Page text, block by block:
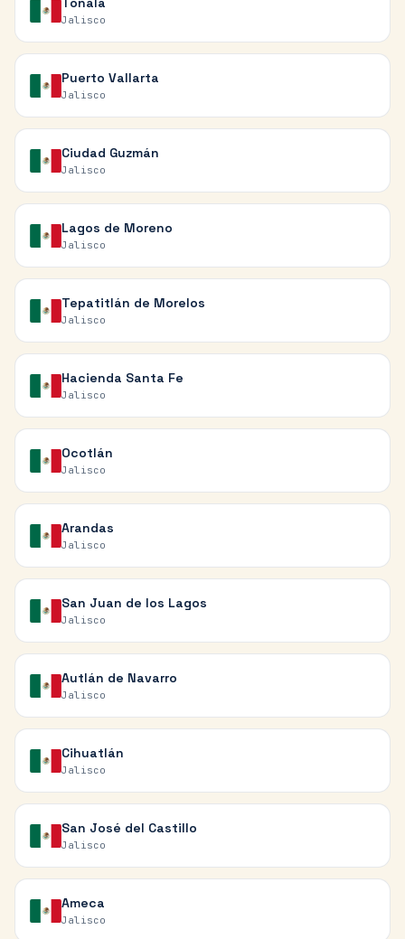
Jalisco
Puerto Vallarta
Jalisco
Ciudad Guzmán
Jalisco
Lagos de Moreno
Jalisco
Tepatitlán de Morelos
Jalisco
Hacienda Santa Fe
Jalisco
Ocotlán
Jalisco
Arandas
Jalisco
San Juan de los Lagos
Jalisco
Autlán de Navarro
Jalisco
Cihuatlán
Jalisco
San José del Castillo
Jalisco
Ameca
Jalisco